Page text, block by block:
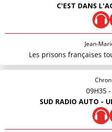
C'EST DANS
Jean-
Les prisons françaises
09H35
SUD RADIO AUTO -